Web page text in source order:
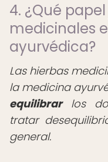
4. ¿Qué
medicinales
ayurvédica?
Las hierbas
la medicina
equilibrarlos
tratar
general.